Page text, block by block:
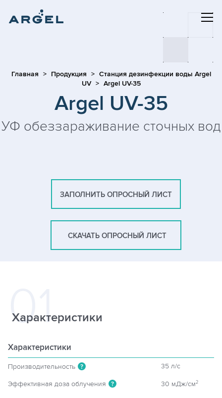
Главная Продукция
Станция дезинфекции воды Argel
UV
Argel UV-35
Argel UV-35
УФ обеззараживание сточных вод
ЗАПОЛНИТЬ ОПРОСНЫЙ ЛИСТ
СКАЧАТЬ ОПРОСНЫЙ ЛИСТ
Характеристики
Характеристики
Производительность ? 35 л/c
Эффективная доза облучения ? 30 мДж/см2